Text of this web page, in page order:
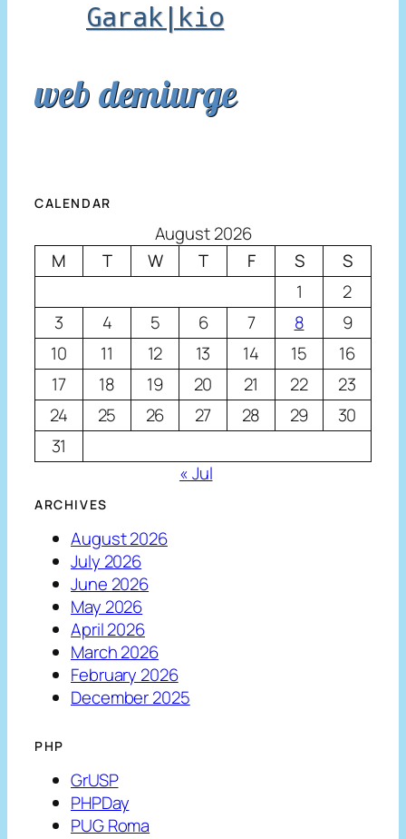
Garak|kio
web demiurge
CALENDAR
August 2026
M
T W T F S
S
1
2
3
4 5 6 7 8
9
10
11 12 13 14 15
16
17
18 19 20 21 22
23
24
25 26 27 28 29
30
31
« Jul
ARCHIVES
August 2026
July 2026
June 2026
May 2026
April 2026
March 2026
February 2026
December 2025
PHP
GrUSP
PHPDay
PUG Roma